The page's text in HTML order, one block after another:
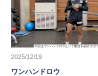
2025/12/19
ワンハンドロウ